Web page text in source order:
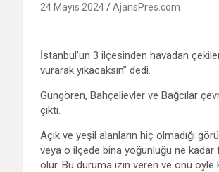
24 Mayıs 2024 AjansPres.com
İstanbul’un 3 ilçesinden havadan
vurarak yıkacaksın” dedi.
Güngören, Bahçelievler ve Bağcılar
çıktı.
Açık ve yeşil alanların hiç olmadığı
veya o ilçede bina yoğunluğu ne
olur. Bu duruma izin veren ve onu öyle